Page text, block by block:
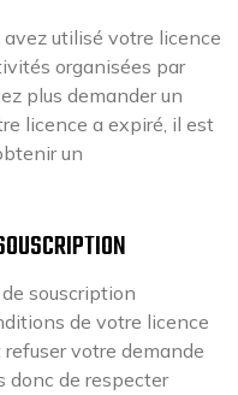
utilisé votre licence
organisées par
plus demander un
licence a expiré, il est
un
souscription
de votre licence
votre demande
donc de respecter